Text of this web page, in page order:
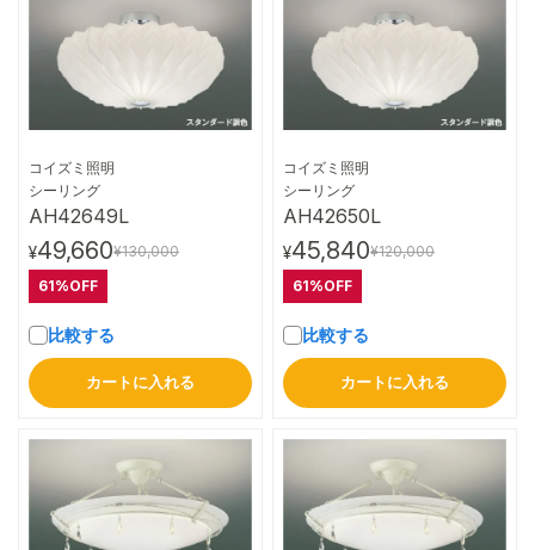
コイズミ照明
シーリング
AH42649L
¥49,660¥130,000
61%OFF
比較する
カートに入れる
コイズミ照明
シーリング
AH42650L
¥45,840¥120,000
61%OFF
比較する
カートに入れる